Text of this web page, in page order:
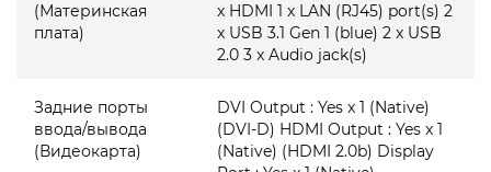
(Материнская
плата)
x HDMI 1 x LAN (RJ45) port(s) 2
x USB 3.1 Gen 1 (blue) 2 x USB
2.0 3 x Audio jack(s)
Задние порты
ввода/вывода
(Видеокарта)
DVI Output : Yes x 1 (Native)
(DVI-D) HDMI Output : Yes x 1
(Native) (HDMI 2.0b) Display